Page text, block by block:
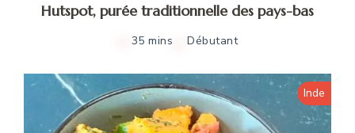
Hutspot, purée traditionnelle des pays-bas
35 mins Débutant
Inde